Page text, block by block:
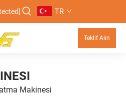
TR
Teklif Alın
Makinesi